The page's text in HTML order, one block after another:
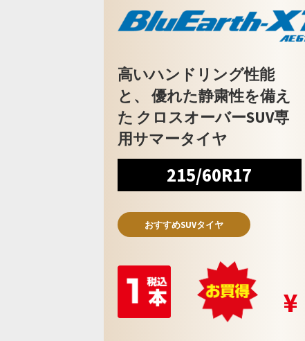
高いハンドリング性能
と、 優れた静粛性を備え
た クロスオーバーSUV専
用サマータイヤ
215/60R17
おすすめSUVタイヤ